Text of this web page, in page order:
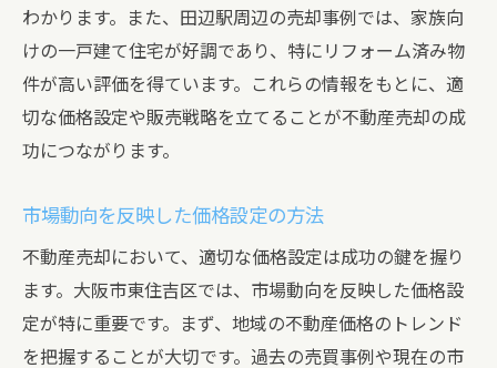
わかります。また、田辺駅周辺の売却事例では、家族向
けの一戸建て住宅が好調であり、特にリフォーム済み物
件が高い評価を得ています。これらの情報をもとに、適
切な価格設定や販売戦略を立てることが不動産売却の成
功につながります。
市場動向を反映した価格設定の方法
不動産売却において、適切な価格設定は成功の鍵を握り
ます。大阪市東住吉区では、市場動向を反映した価格設
定が特に重要です。まず、地域の不動産価格のトレンド
を把握することが大切です。過去の売買事例や現在の市